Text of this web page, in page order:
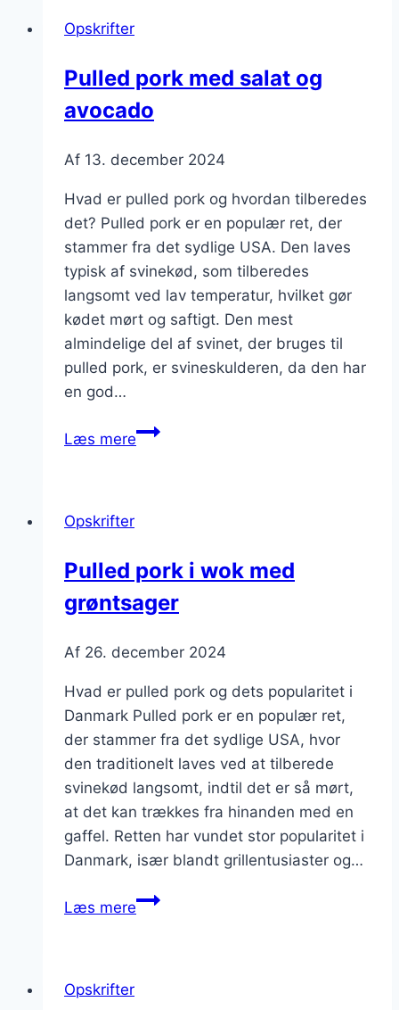
Opskrifter
Pulled pork med salat og
avocado
Af 13. december 2024
Hvad er pulled pork og hvordan tilberedes
det? Pulled pork er en populær ret, der
stammer fra det sydlige USA. Den laves
typisk af svinekød, som tilberedes
langsomt ved lav temperatur, hvilket gør
kødet mørt og saftigt. Den mest
almindelige del af svinet, der bruges til
pulled pork, er svineskulderen, da den har
en god…
Læs merePulled
Opskrifter
Pulled pork i wok med
grøntsager
Af 26. december 2024
Hvad er pulled pork og dets popularitet i
Danmark Pulled pork er en populær ret,
der stammer fra det sydlige USA, hvor
den traditionelt laves ved at tilberede
svinekød langsomt, indtil det er så mørt,
at det kan trækkes fra hinanden med en
gaffel. Retten har vundet stor popularitet i
Danmark, især blandt grillentusiaster og…
Læs merePulled
Opskrifter